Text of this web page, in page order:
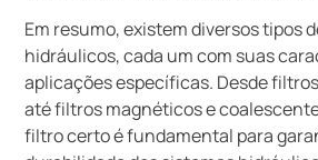
Em resumo, existem diversos tipos
hidráulicos, cada um com suas
aplicações específicas. Desde
até filtros magnéticos e
filtro certo é fundamental para